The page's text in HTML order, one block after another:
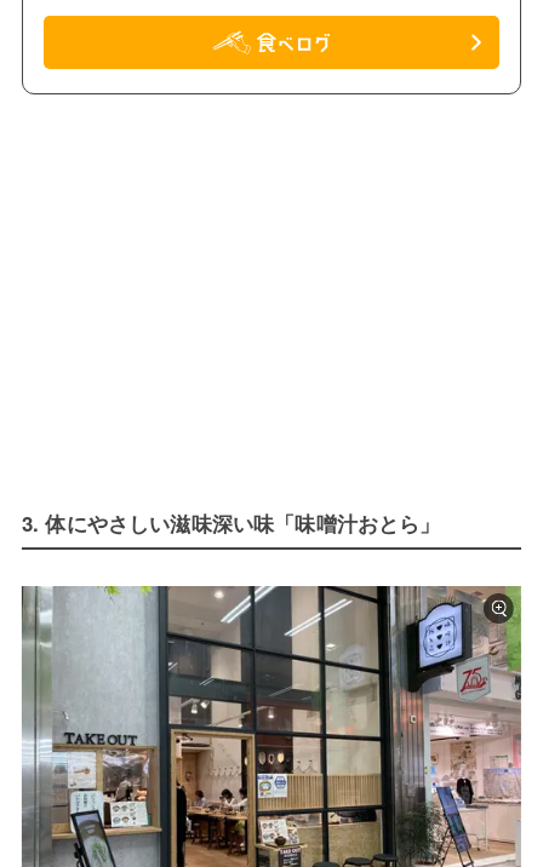
3. 体にやさしい滋味深い味「味噌汁おとら」